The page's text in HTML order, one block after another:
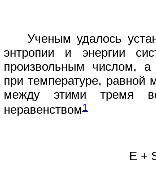
Ученым удалось
энтропии и энергии
произвольным числом, а
при температуре, равной
между этими тремя
неравенством1
E +